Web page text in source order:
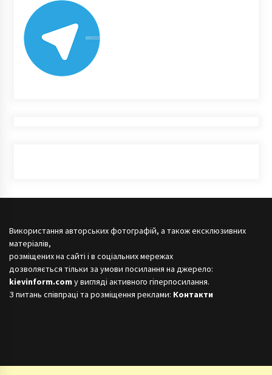
Використання авторських фотографій, а також ексклюзивних
матеріалів,
розміщених на сайті і в соціальних мережах
дозволяється тільки за умови посилання на джерело:
kievinform.com у вигляді активного гіперпосилання.
З питань співпраці та розміщення реклами: Контакти